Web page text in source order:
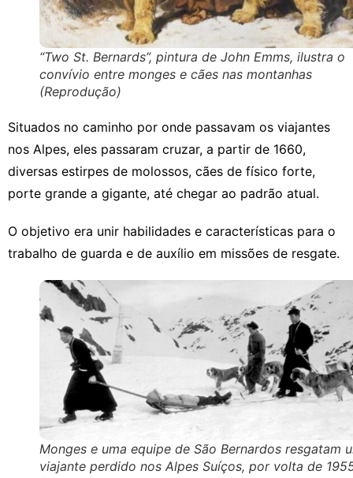
“Two St. Bernards”, pintura de John Emms, ilustra o
convívio entre monges e cães nas montanhas
(Reprodução)
Situados no caminho por onde passavam os viajantes
nos Alpes, eles passaram cruzar, a partir de 1660,
diversas estirpes de molossos, cães de físico forte,
porte grande a gigante, até chegar ao padrão atual.
O objetivo era unir habilidades e características para o
trabalho de guarda e de auxílio em missões de resgate.
Monges e uma equipe de São Bernardos resgatam
viajante perdido nos Alpes Suíços, por volta de